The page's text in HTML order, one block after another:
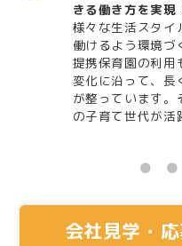
当社施設には
う、駐車場を
者に対しては
す。しかも、
給もしくは
（※当社規定
す）
会社見学・